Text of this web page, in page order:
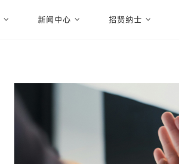
新闻中心 招贤纳士